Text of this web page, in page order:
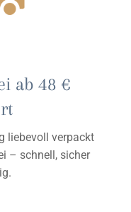
ab 48 €
liebevoll verpackt
– schnell, sicher